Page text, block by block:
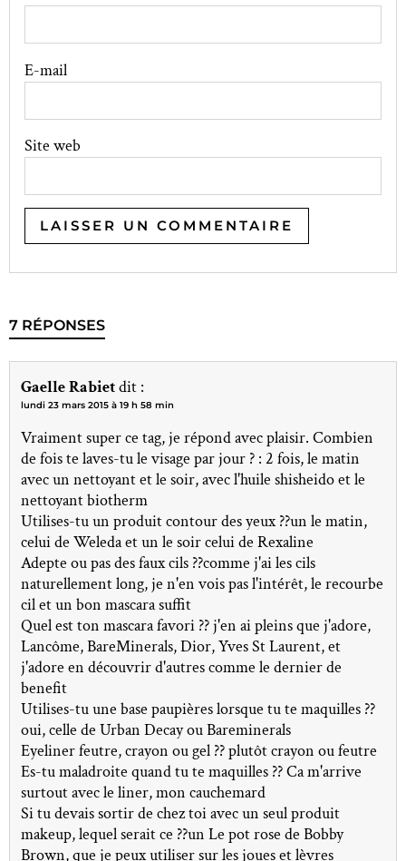
E-mail
Site web
7 RÉPONSES
Gaelle Rabietdit :
lundi 23 mars 2015 à 19 h 58 min
Vraiment super ce tag, je répond avec plaisir. Combien
de fois te laves-tu le visage par jour ? : 2 fois, le matin
avec un nettoyant et le soir, avec l'huile shisheido et le
nettoyant biotherm
Utilises-tu un produit contour des yeux ??un le matin,
celui de Weleda et un le soir celui de Rexaline
Adepte ou pas des faux cils ??comme j'ai les cils
naturellement long, je n'en vois pas l'intérêt, le recourbe
cil et un bon mascara suffit
Quel est ton mascara favori ?? j'en ai pleins que j'adore,
Lancôme, BareMinerals, Dior, Yves St Laurent, et
j'adore en découvrir d'autres comme le dernier de
benefit
Utilises-tu une base paupières lorsque tu te maquilles ??
oui, celle de Urban Decay ou Bareminerals
Eyeliner feutre, crayon ou gel ?? plutôt crayon ou feutre
Es-tu maladroite quand tu te maquilles ?? Ca m'arrive
surtout avec le liner, mon cauchemard
Si tu devais sortir de chez toi avec un seul produit
makeup, lequel serait ce ??un Le pot rose de Bobby
Brown, que je peux utiliser sur les joues et lèvres